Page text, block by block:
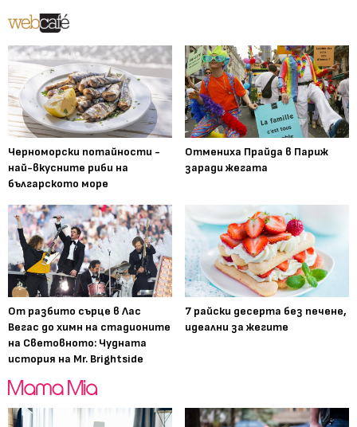
Черноморски потайности -
най-вкусните риби на
българското море
Отмениха Прайда в Париж
заради жегата
От разбито сърце в Лас
Вегас до химн на стадионите
на Световното: Чудната
история на Mr. Brightside
7 райски десерта без печене,
идеални за жегите